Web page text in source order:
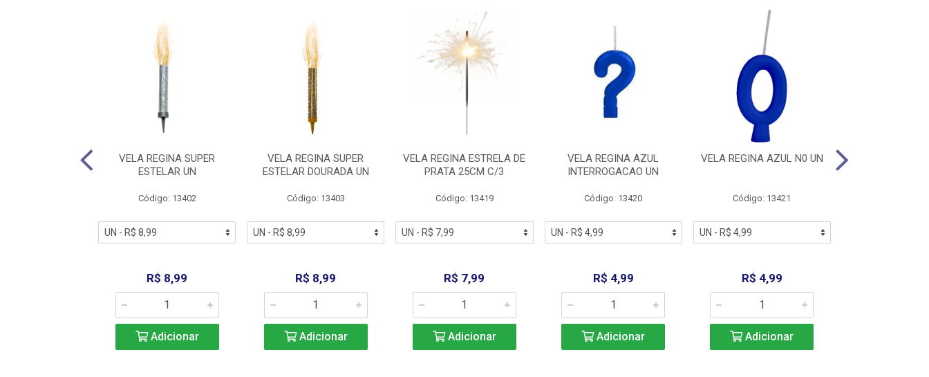
VELA REGINA SUPER
ESTELAR UN
Código: 13402
R$ 8,99
Adicionar
VELA REGINA SUPER
ESTELAR DOURADA UN
Código: 13403
R$ 8,99
Adicionar
VELA REGINA ESTRELA DE
PRATA 25CM C/3
Código: 13419
R$ 7,99
Adicionar
VELA REGINA AZUL
INTERROGACAO UN
Código: 13420
R$ 4,99
Adicionar
VELA REGINA AZUL N0 UN
Código: 13421
R$ 4,99
Adicionar